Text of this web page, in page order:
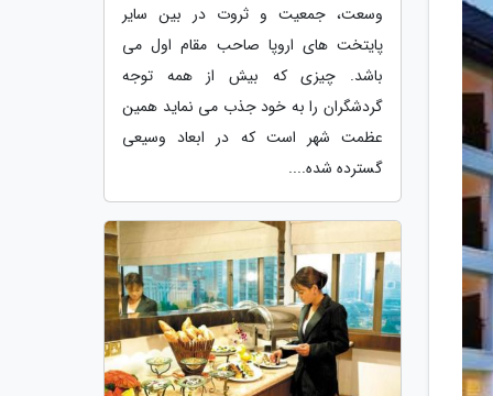
وسعت، جمعیت و ثروت در بین سایر
پایتخت های اروپا صاحب مقام اول می
باشد. چیزی که بیش از همه توجه
گردشگران را به خود جذب می نماید همین
عظمت شهر است که در ابعاد وسیعی
گسترده شده....